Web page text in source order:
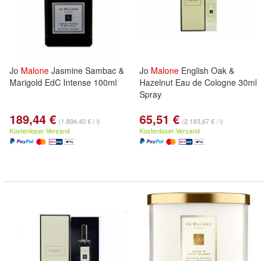
Jo Malone Jasmine Sambac &
Marigold EdC Intense 100ml
189,44 € (1.894,40 € / l)
Kostenloser Versand
Jo Malone English Oak &
Hazelnut Eau de Cologne 30ml
Spray
65,51 € (2.183,67 € / l)
Kostenloser Versand